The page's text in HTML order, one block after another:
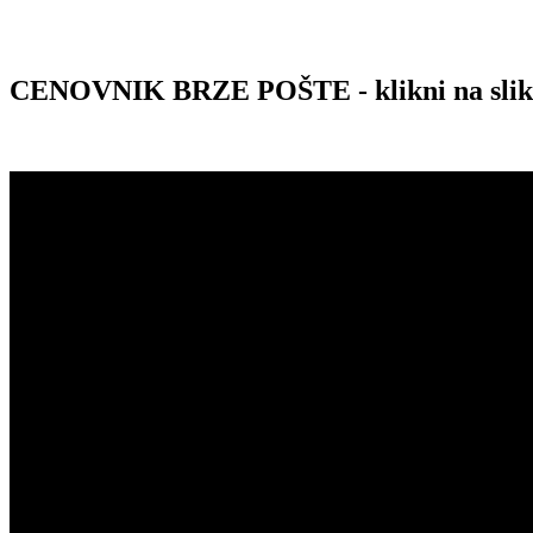
CENOVNIK BRZE POŠTE - klikni na